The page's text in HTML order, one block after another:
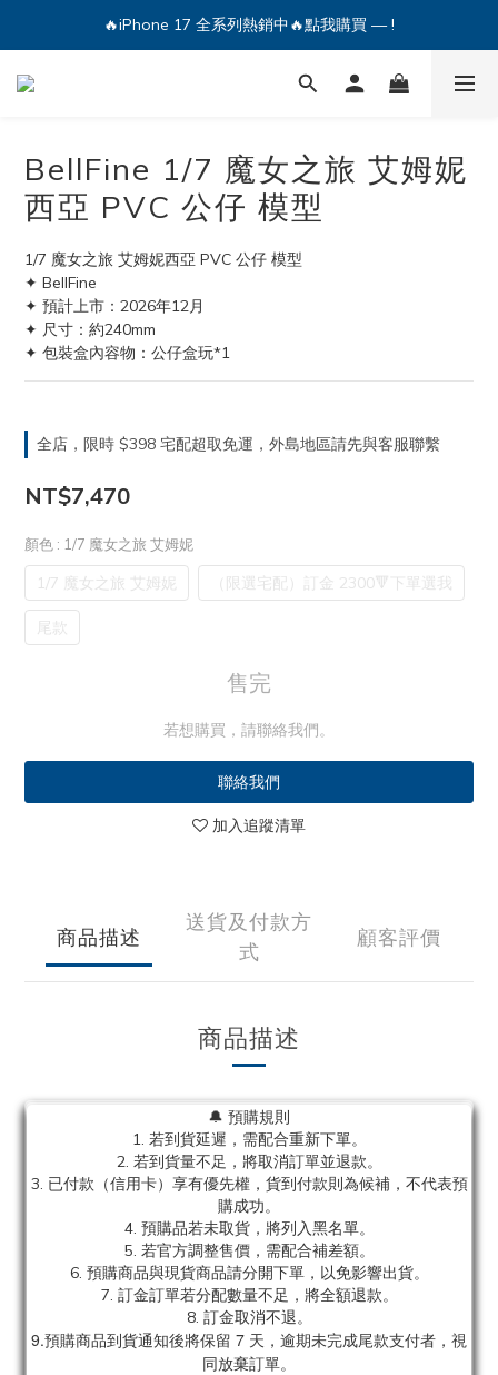
🔥iPhone 17 全系列熱銷中🔥點我購買 — !
🔥iPhone 17 全系列熱銷中🔥點我購買 — !
💕加入Q哥 Line 新好友領優惠券！🎫
BellFine 1/7 魔女之旅 艾姆妮
西亞 PVC 公仔 模型
1/7 魔女之旅 艾姆妮西亞 PVC 公仔 模型
✦ BellFine
✦ 預計上市：2026年12月
✦ 尺寸：約240mm
✦ 包裝盒內容物：公仔盒玩*1
全店，限時 $398 宅配超取免運，外島地區請先與客服聯繫
NT$7,470
顏色 : 1/7 魔女之旅 艾姆妮
1/7 魔女之旅 艾姆妮 （限選宅配）訂金 2300🔻下單選我
尾款
售完
若想購買，請聯絡我們。
聯絡我們
加入追蹤清單
商品描述
送貨及付款方
式
顧客評價
商品描述
🔔 預購規則
1. 若到貨延遲，需配合重新下單。
2. 若到貨量不足，將取消訂單並退款。
3. 已付款（信用卡）享有優先權，貨到付款則為候補，不代表預
購成功。
4. 預購品若未取貨，將列入黑名單。
5. 若官方調整售價，需配合補差額。
6. 預購商品與現貨商品請分開下單，以免影響出貨。
7. 訂金訂單若分配數量不足，將全額退款。
8. 訂金取消不退。
9.預購商品到貨通知後將保留 7 天，逾期未完成尾款支付者，視
同放棄訂單。